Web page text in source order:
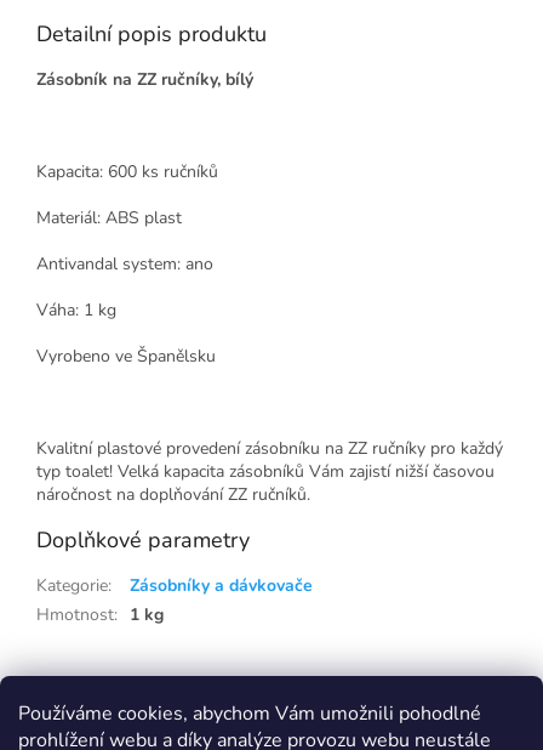
Používáme cookies, abychom Vám umožnili pohodlné
prohlížení webu a díky analýze provozu webu neustále
Detailní popis produktu
Zásobník na ZZ ručníky, bílý
Kapacita: 600 ks ručníků
Materiál: ABS plast
Antivandal system: ano
Váha: 1 kg
Vyrobeno ve Španělsku
Kvalitní plastové provedení zásobníku na ZZ ručníky pro každý
typ toalet! Velká kapacita zásobníků Vám zajistí nižší časovou
náročnost na doplňování ZZ ručníků.
Doplňkové parametry
Kategorie:
Zásobníky a dávkovače
Hmotnost: 1 kg
Z